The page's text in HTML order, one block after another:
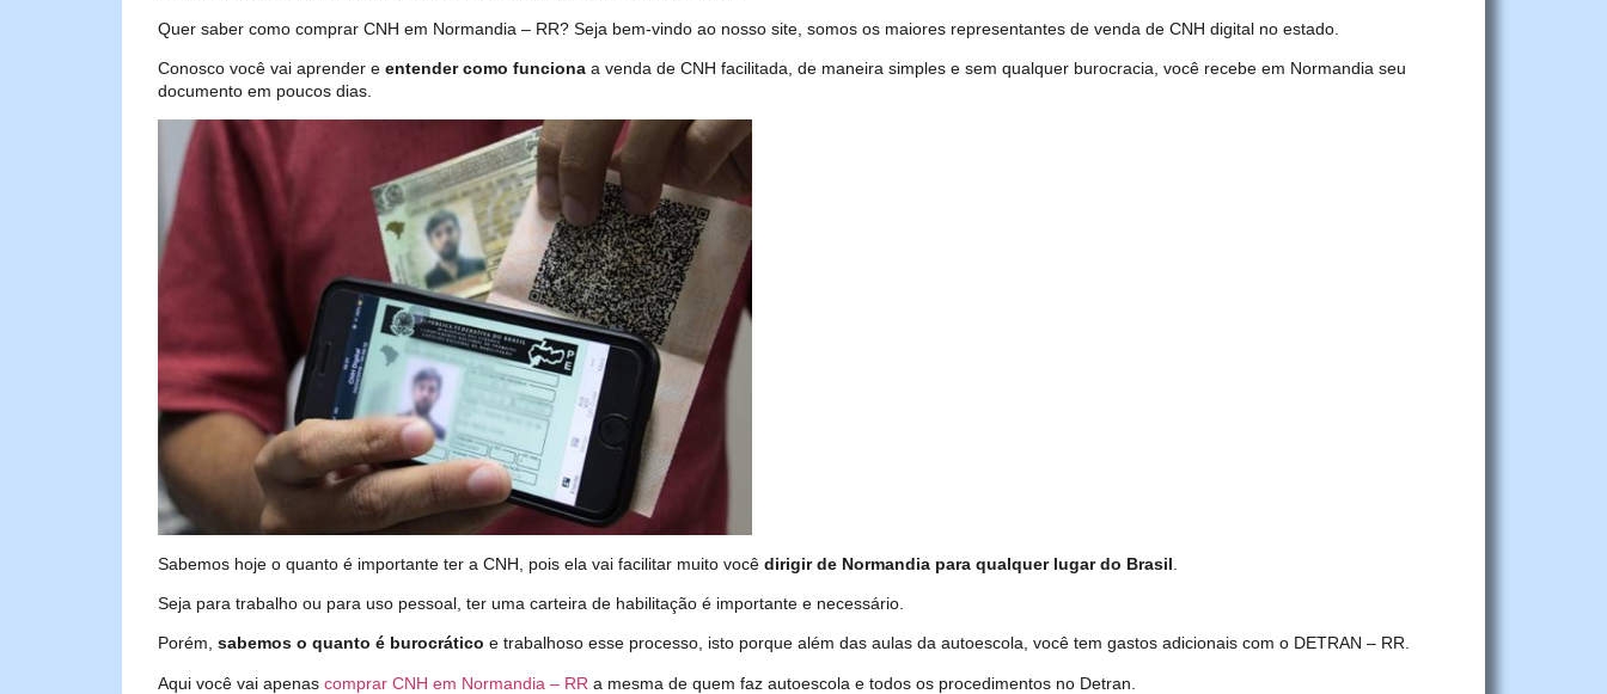
Quer saber como comprar CNH em Normandia – RR? Seja bem-vindo ao nosso site, somos os maiores representantes de venda de CNH digital no estado.
Conosco você vai aprender e entender como funciona a venda de CNH facilitada, de maneira simples e sem qualquer burocracia, você recebe em Normandia seu
documento em poucos dias.
Sabemos hoje o quanto é importante ter a CNH, pois ela vai facilitar muito você dirigir de Normandia para qualquer lugar do Brasil
Seja para trabalho ou para uso pessoal, ter uma carteira de habilitação é importante e necessário.
Porém, sabemos o quanto é burocrático e trabalhoso esse processo, isto porque além das aulas da autoescola, você tem gastos adicionais com o DETRAN – RR.
Aqui você vai apenas comprar CNH em Normandia – RR a mesma de quem faz autoescola e todos os procedimentos no Detran.